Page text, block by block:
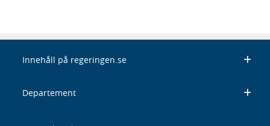
Innehåll på regeringen.se
Departement